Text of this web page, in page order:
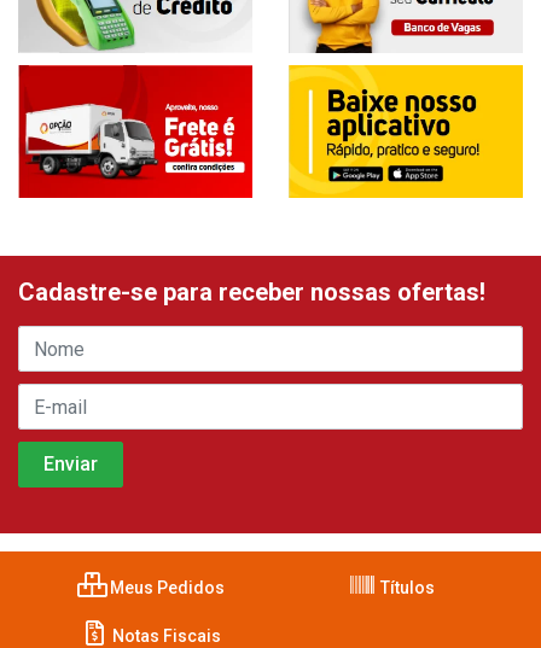
Cadastre-se para receber nossas ofertas!
Meus Pedidos Títulos
Notas Fiscais